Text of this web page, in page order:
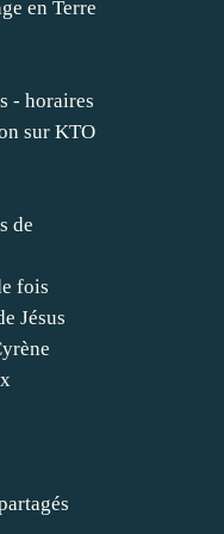
en Terre
- horaires
sur KTO
de
fois
Jésus